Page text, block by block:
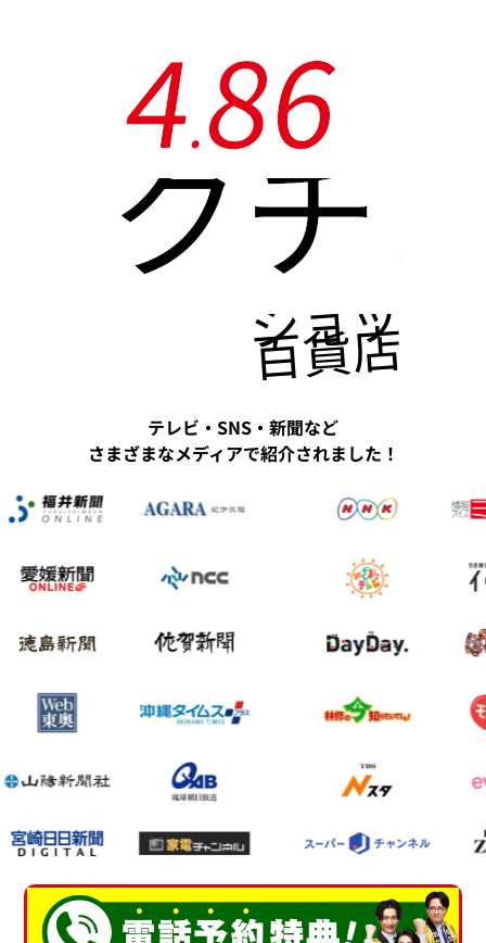
4.
86
クチ
ショッピ
百貨店に
テレビ・SNS・新聞など
さまざまなメディアで紹介されました！